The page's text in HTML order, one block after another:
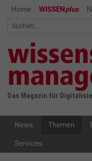
Home WISSENplus
Das Magazin für
News Themen
Services